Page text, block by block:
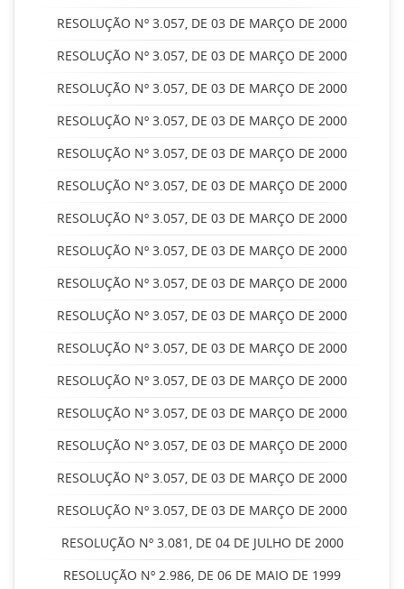
RESOLUÇÃO Nº 3.057, DE 03 DE MARÇO DE 2000
RESOLUÇÃO Nº 3.057, DE 03 DE MARÇO DE 2000
RESOLUÇÃO Nº 3.057, DE 03 DE MARÇO DE 2000
RESOLUÇÃO Nº 3.057, DE 03 DE MARÇO DE 2000
RESOLUÇÃO Nº 3.057, DE 03 DE MARÇO DE 2000
RESOLUÇÃO Nº 3.057, DE 03 DE MARÇO DE 2000
RESOLUÇÃO Nº 3.057, DE 03 DE MARÇO DE 2000
RESOLUÇÃO Nº 3.057, DE 03 DE MARÇO DE 2000
RESOLUÇÃO Nº 3.057, DE 03 DE MARÇO DE 2000
RESOLUÇÃO Nº 3.057, DE 03 DE MARÇO DE 2000
RESOLUÇÃO Nº 3.057, DE 03 DE MARÇO DE 2000
RESOLUÇÃO Nº 3.057, DE 03 DE MARÇO DE 2000
RESOLUÇÃO Nº 3.057, DE 03 DE MARÇO DE 2000
RESOLUÇÃO Nº 3.057, DE 03 DE MARÇO DE 2000
RESOLUÇÃO Nº 3.057, DE 03 DE MARÇO DE 2000
RESOLUÇÃO Nº 3.057, DE 03 DE MARÇO DE 2000
RESOLUÇÃO Nº 3.081, DE 04 DE JULHO DE 2000
RESOLUÇÃO Nº 2.986, DE 06 DE MAIO DE 1999